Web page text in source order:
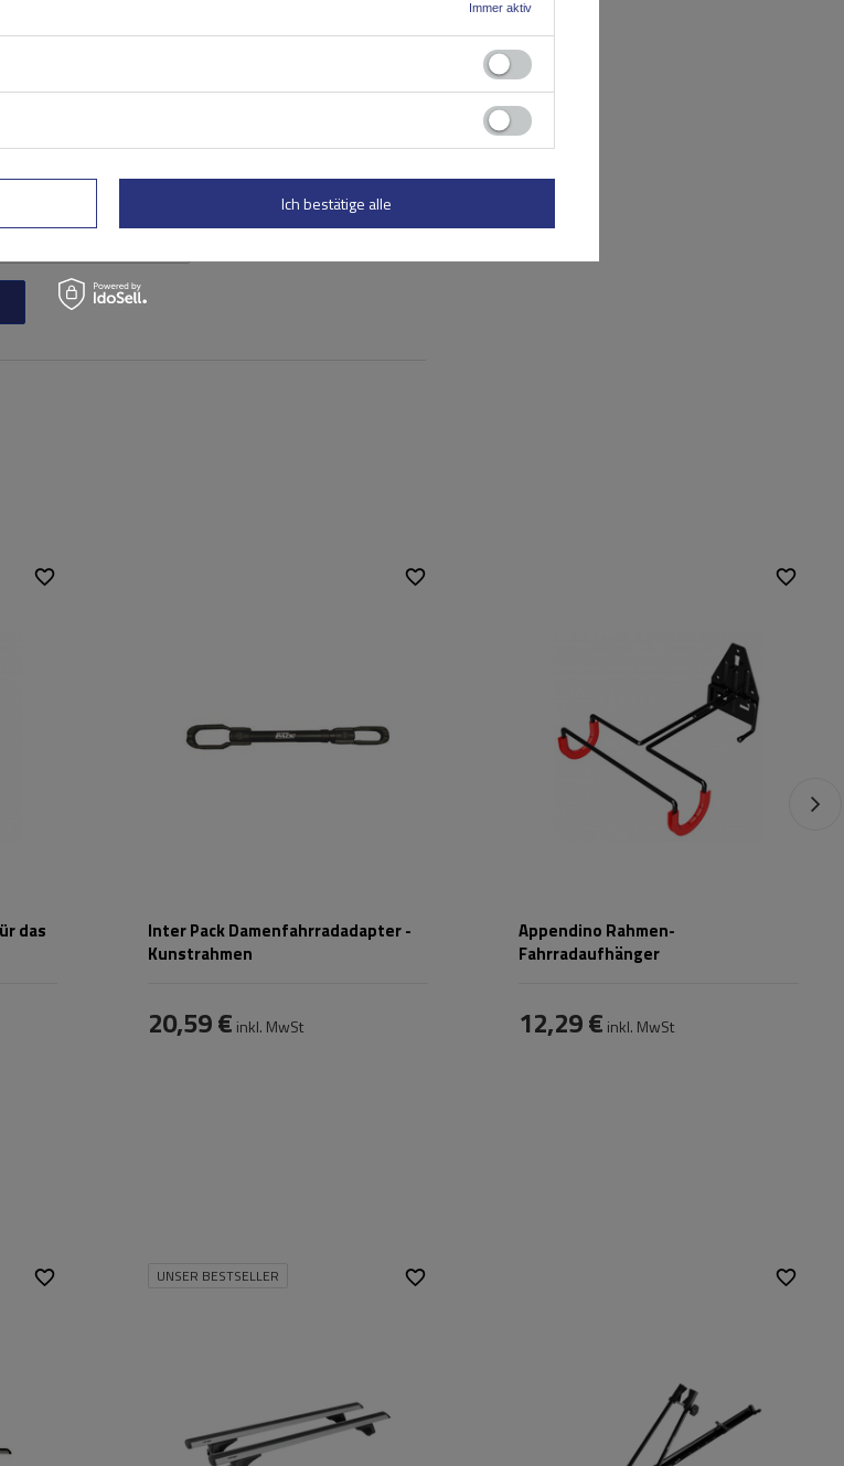
das
Inter Pack Damenfahrradadapter -
Kunstrahmen
20,59 € inkl. MwSt
Appendino Rahmen-
Fahrradaufhänger
12,29 € inkl. MwSt
UNSER BESTSELLER
Rädern
Immer aktiv
Ich bestätige alle